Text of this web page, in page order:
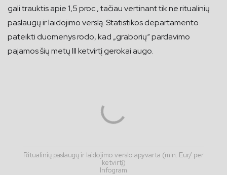
gali trauktis apie 1,5 proc., tačiau vertinant tik ne ritualinių
paslaugų ir laidojimo verslą. Statistikos departamento
pateikti duomenys rodo, kad „graborių“ pardavimo
pajamos šių metų III ketvirtį gerokai augo.
Ritualinių paslaugų ir laidojimo verslo apyvarta (mln. Eur/ per
ketvirtį)
Infogram